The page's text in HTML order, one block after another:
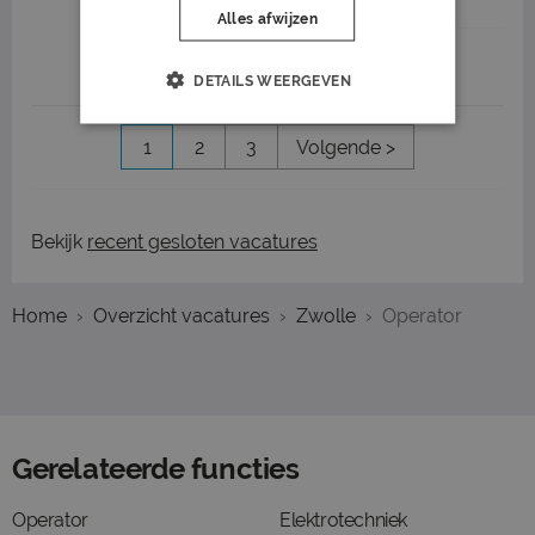
1 2 3 Volgende >
Bekijk recent gesloten vacatures
Home Overzicht vacatures Zwolle Operator
Gerelateerde functies
Operator Elektrotechniek
Alles afwijzen
DETAILS WEERGEVEN